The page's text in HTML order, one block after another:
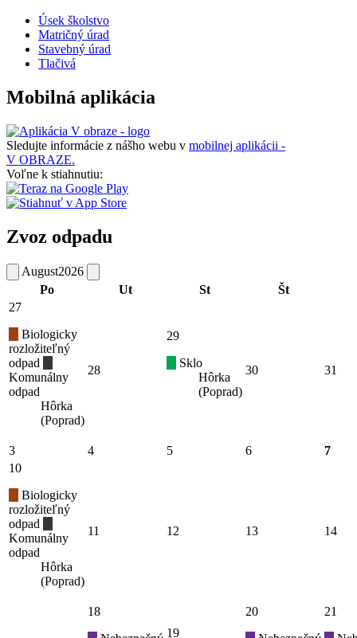
Úsek školstvo
Matričný úrad
Stavebný úrad
Tlačivá
Mobilná aplikácia
Sledujte informácie z nášho webu v mobilnej aplikácii -
V OBRAZE.
Voľne k stiahnutiu:
Zvoz odpadu
August2026
Po
Ut St Št
27
Biologicky
rozložiteľný
odpad
Komunálny
odpad
Hôrka
(Poprad)
28
29
Sklo
Hôrka
(Poprad)
30 31
3 4 5 6
7
10
Biologicky
rozložiteľný
odpad
Komunálny
odpad
Hôrka
(Poprad)
11 12 13 14
18
19
20
21